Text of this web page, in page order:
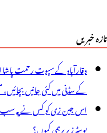
تازہ خبریں
وقارآباد کے سپوت رحمت پاشا
کے سڈنی میں کئی جانیں
اس جین زی کو کس نے یہ سب
پوسٹرز پر برہمی کیوں؟